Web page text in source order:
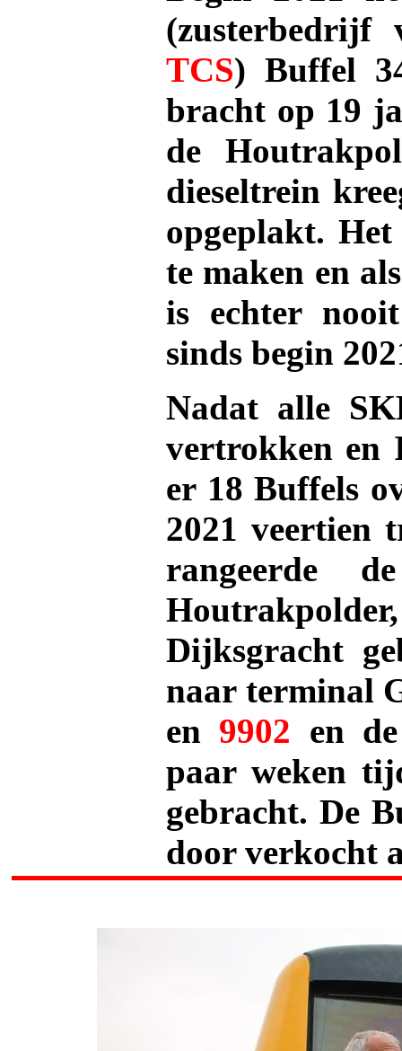
TCS) Buffel
bracht op 19
de
dieseltrein
opgeplakt.
te maken en
is echter
sinds begin
Nadat alle
vertrokken en
er 18 Buffels
2021 veertien
rangeerde
Dijksgracht
naar terminal
en 9902 en
paar weken
gebracht. De
door verkocht